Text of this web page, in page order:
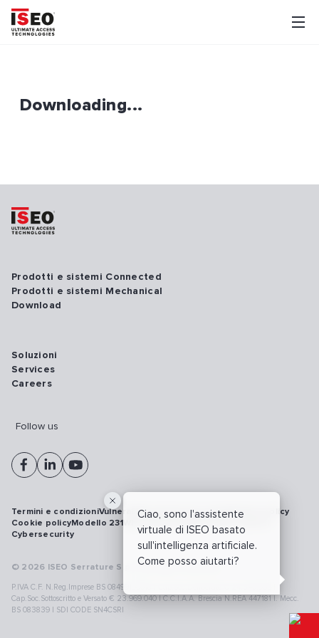
Downloading...
Ciao, sono l'assistente
virtuale di ISEO basato
sull'intelligenza artificiale.
Come posso aiutarti?
Prodotti e sistemi Connected
Prodotti e sistemi Mechanical
Download
Soluzioni
Services
Careers
Follow us
© 2026 ISEO Serrature S.p.A. All right reserved
P.IVA C.F. N.Reg.Imprese BS 08499190018 | Cap.Soc.Deliberato € 24.340.965 |
Cap.Soc.Sottoscritto e Versato € 23.969.040 | C.C.I.A.A. Brescia N.REA 447181 |. Mecc.
BS 083839 | SDI CODE SN4CSRI
Termini e condizioniVulnerability disclosure policyPrivacy policy
Cookie policyModello 231WhistleblowingRichiamo prodotti
Cybersecurity